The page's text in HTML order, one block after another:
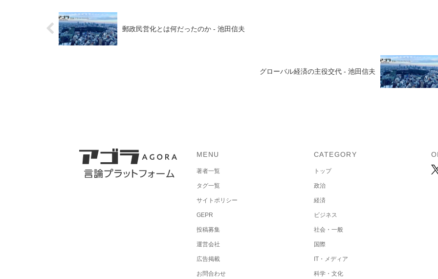
郵政民営化とは何だったのか - 池田信夫
グローバル経済の主役交代 - 池田信夫
MENU
著者一覧
タグ一覧
サイトポリシー
GEPR
投稿募集
運営会社
広告掲載
お問合わせ
CATEGORY
トップ
政治
経済
ビジネス
社会・一般
国際
IT・メディア
科学・文化